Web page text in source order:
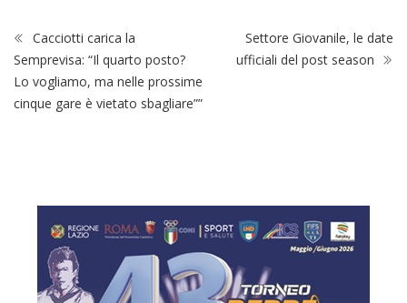
Cacciotti carica la
Semprevisa: “Il quarto posto?
Lo vogliamo, ma nelle prossime
cinque gare è vietato sbagliare””
Settore Giovanile, le date
ufficiali del post season